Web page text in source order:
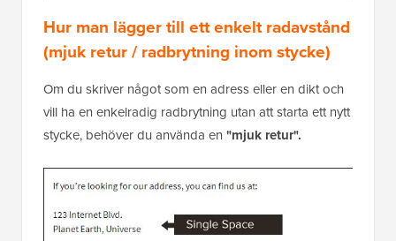
Hur man lägger till ett enkelt radavstånd
(mjuk retur / radbrytning inom stycke)
Om du skriver något som en adress eller en dikt och
vill ha en enkelradig radbrytning utan att starta ett nytt
stycke, behöver du använda en "mjuk retur".